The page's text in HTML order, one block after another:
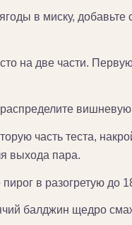
в миску,
на две части.
вишневую
часть теста,
выхода пара.
в разогретую до
балджин щедро